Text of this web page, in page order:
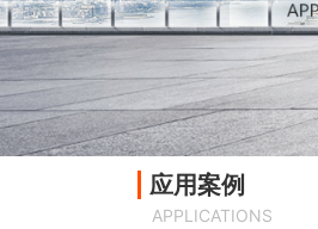
应用案例
APPLICATIONS